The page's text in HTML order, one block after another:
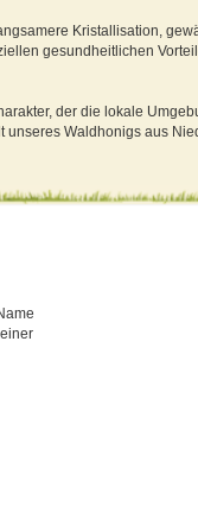
Kristallisation,
gesundheitlichen
der die lokale
Waldhonigs aus